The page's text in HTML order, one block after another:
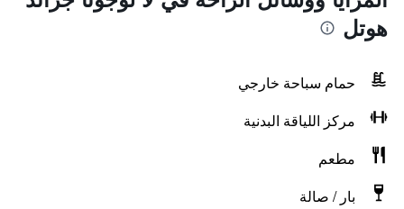
هوتل
حمام سباحة خارجي
مركز اللياقة البدنية
مطعم
بار / صالة